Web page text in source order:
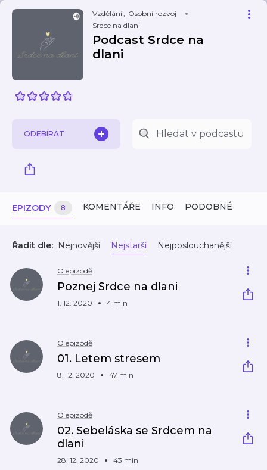
Vzdělání, Osobní rozvoj
Srdce na dlani
Podcast Srdce na
dlani
ODEBÍRAT
EPIZODY 8 KOMENTÁŘE INFO PODOBNÉ
Řadit dle: Nejnovější Nejstarší Nejposlouchanější
O epizodě
Poznej Srdce na dlani
1. 12. 2020 4 min
O epizodě
01. Letem stresem
8. 12. 2020 47 min
O epizodě
02. Sebeláska se Srdcem na
dlani
28. 12. 2020 43 min